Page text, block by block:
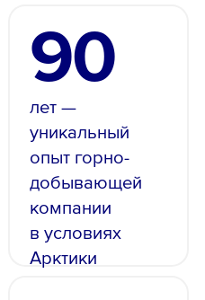
90
лет —
уникальный
опыт горно-
добывающей
компании
в условиях
Арктики